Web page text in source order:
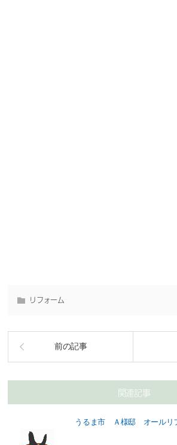
リフォーム
前の記事
関連記事
うるま市 Ａ様邸 オールリ